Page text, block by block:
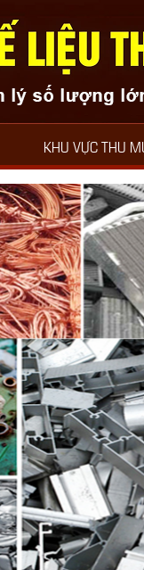
THU MUA
KHU VỰC THU